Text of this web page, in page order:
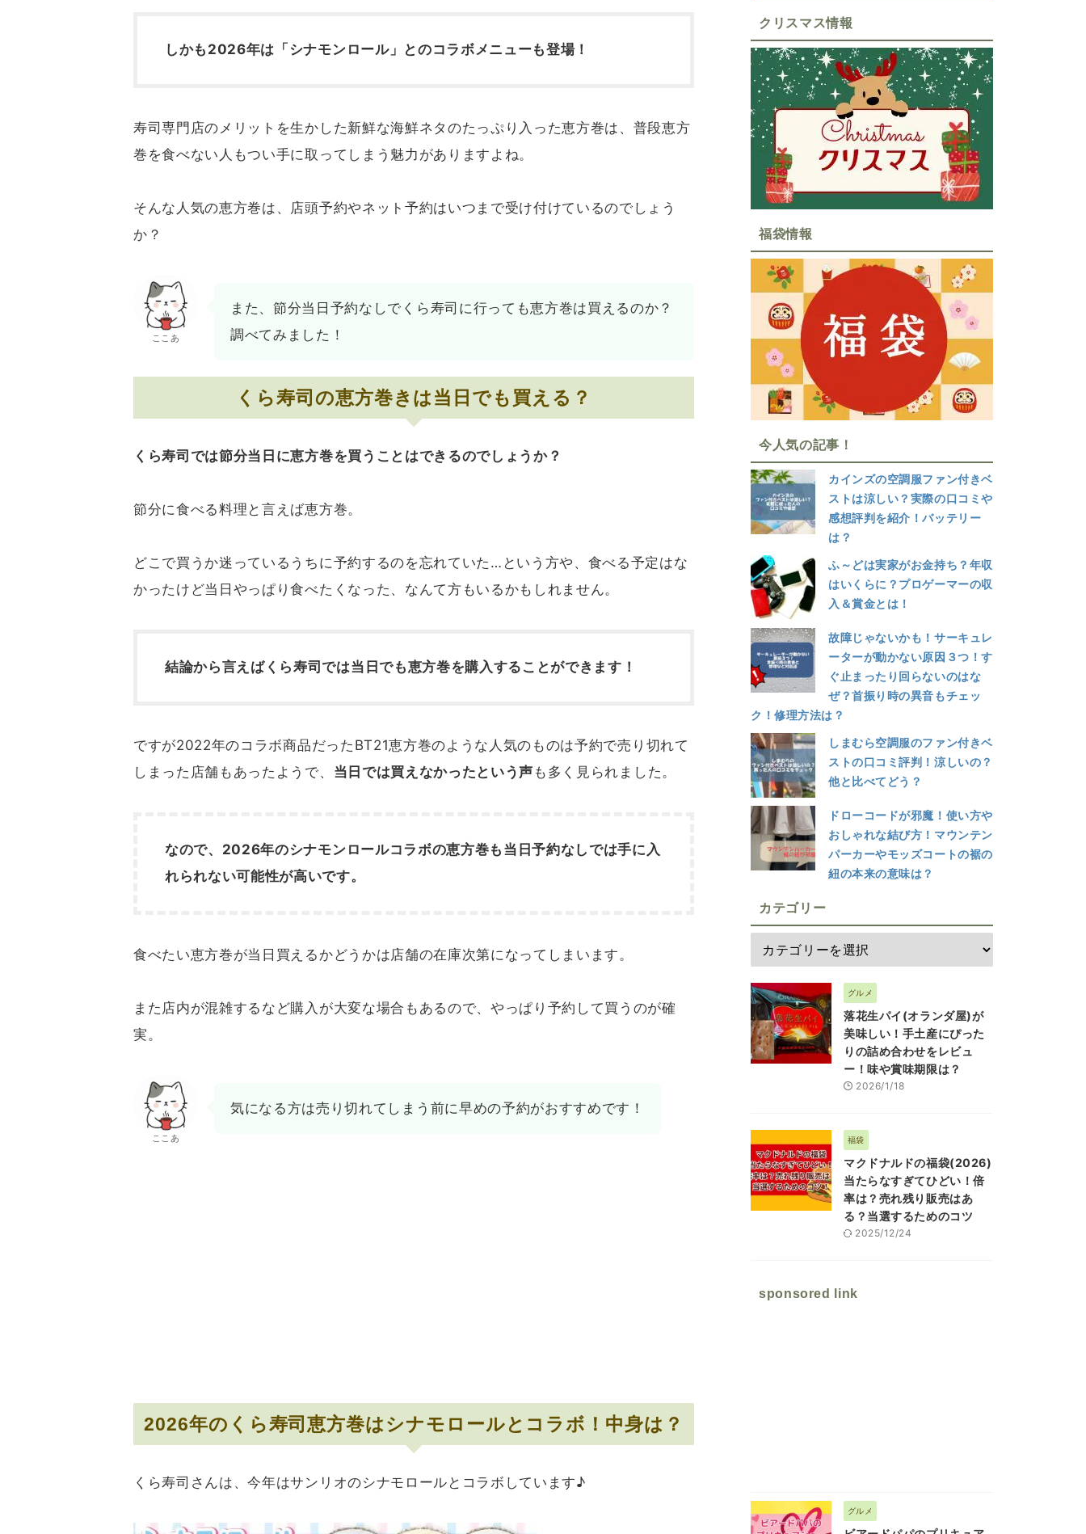
しかも2026年は「シナモンロール」とのコラボメニューも登場！
寿司専門店のメリットを生かした新鮮な海鮮ネタのたっぷり入った恵方巻は、普段恵方
巻を食べない人もつい手に取ってしまう魅力がありますよね。
そんな人気の恵方巻は、店頭予約やネット予約はいつまで受け付けているのでしょう
か？
ここあ
また、節分当日予約なしでくら寿司に行っても恵方巻は買えるのか？
調べてみました！
くら寿司の恵方巻きは当日でも買える？
くら寿司では節分当日に恵方巻を買うことはできるのでしょうか？
節分に食べる料理と言えば恵方巻。
どこで買うか迷っているうちに予約するのを忘れていた…という方や、食べる予定はな
かったけど当日やっぱり食べたくなった、なんて方もいるかもしれません。
結論から言えばくら寿司では当日でも恵方巻を購入することができます！
ですが2022年のコラボ商品だったBT21恵方巻のような人気のものは予約で売り切れて
しまった店舗もあったようで、 当日では買えなかったという声 も多く見られました。
なので、2026年のシナモンロールコラボの恵方巻も当日予約なしでは手に入
れられない可能性が高いです。
食べたい恵方巻が当日買えるかどうかは店舗の在庫次第になってしまいます。
また店内が混雑するなど購入が大変な場合もあるので、やっぱり予約して買うのが確
実。
ここあ
気になる方は売り切れてしまう前に早めの予約がおすすめです！
2026年のくら寿司恵方巻はシナモロールとコラボ！中身は？
くら寿司さんは、今年はサンリオのシナモロールとコラボしています♪
クリスマス情報
福袋情報
今人気の記事！
カインズの空調服ファン付きベ
ストは涼しい？実際の口コミや
感想評判を紹介！バッテリー
は？
ふ～どは実家がお金持ち？年収
はいくらに？プロゲーマーの収
入＆賞金とは！
故障じゃないかも！サーキュレ
ーターが動かない原因３つ！す
ぐ止まったり回らないのはな
ぜ？首振り時の異音もチェッ
ク！修理方法は？
しまむら空調服のファン付きベ
ストの口コミ評判！涼しいの？
他と比べてどう？
ドローコードが邪魔！使い方や
おしゃれな結び方！マウンテン
パーカーやモッズコートの裾の
紐の本来の意味は？
カテゴリー
グルメ
落花生パイ(オランダ屋)が
美味しい！手土産にぴった
りの詰め合わせをレビュ
ー！味や賞味期限は？
2026/1/18
福袋
マクドナルドの福袋(2026)
当たらなすぎてひどい！倍
率は？売れ残り販売はあ
る？当選するためのコツ
2025/12/24
sponsored link
グルメ